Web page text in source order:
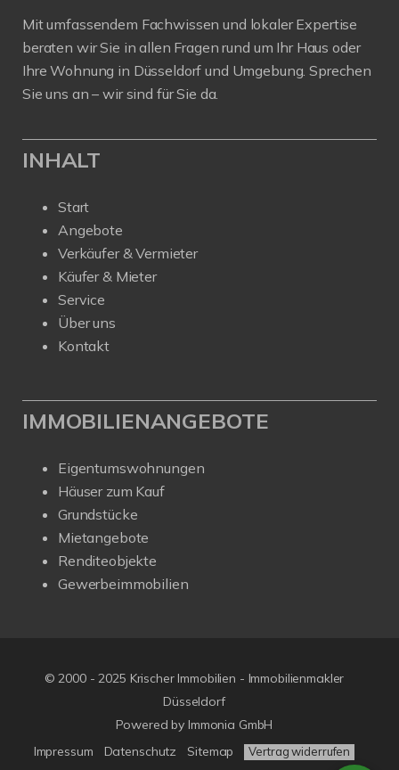
Mit umfassendem Fachwissen und lokaler Expertise
beraten wir Sie in allen Fragen rund um Ihr Haus oder
Ihre Wohnung in Düsseldorf und Umgebung. Sprechen
Sie uns an – wir sind für Sie da.
INHALT
Start
Angebote
Verkäufer & Vermieter
Käufer & Mieter
Service
Über uns
Kontakt
IMMOBILIENANGEBOTE
Eigentumswohnungen
Häuser zum Kauf
Grundstücke
Mietangebote
Renditeobjekte
Gewerbeimmobilien
© 2000 - 2025 Krischer Immobilien - Immobilienmakler
Düsseldorf
Powered by Immonia GmbH
Impressum
Datenschutz Sitemap Vertrag widerrufen